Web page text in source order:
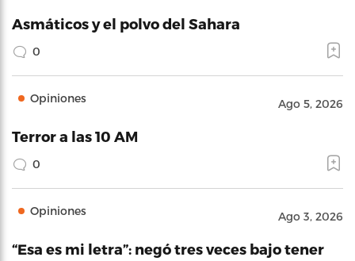
Asmáticos y el polvo del Sahara
0
Opiniones Ago 5, 2026
Terror a las 10 AM
0
Opiniones Ago 3, 2026
“Esa es mi letra”: negó tres veces bajo tener